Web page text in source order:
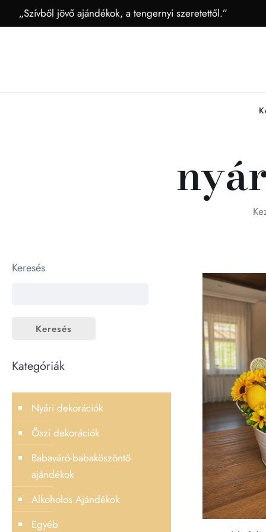
„Szívből jövő ajándékok, a tengernyi szeretettől.”
Keresés
Keresés
Kategóriák
Nyári dekorációk
Őszi dekorációk
Babaváró-babaköszöntő
ajándékok
Alkoholos Ajándékok
Egyéb